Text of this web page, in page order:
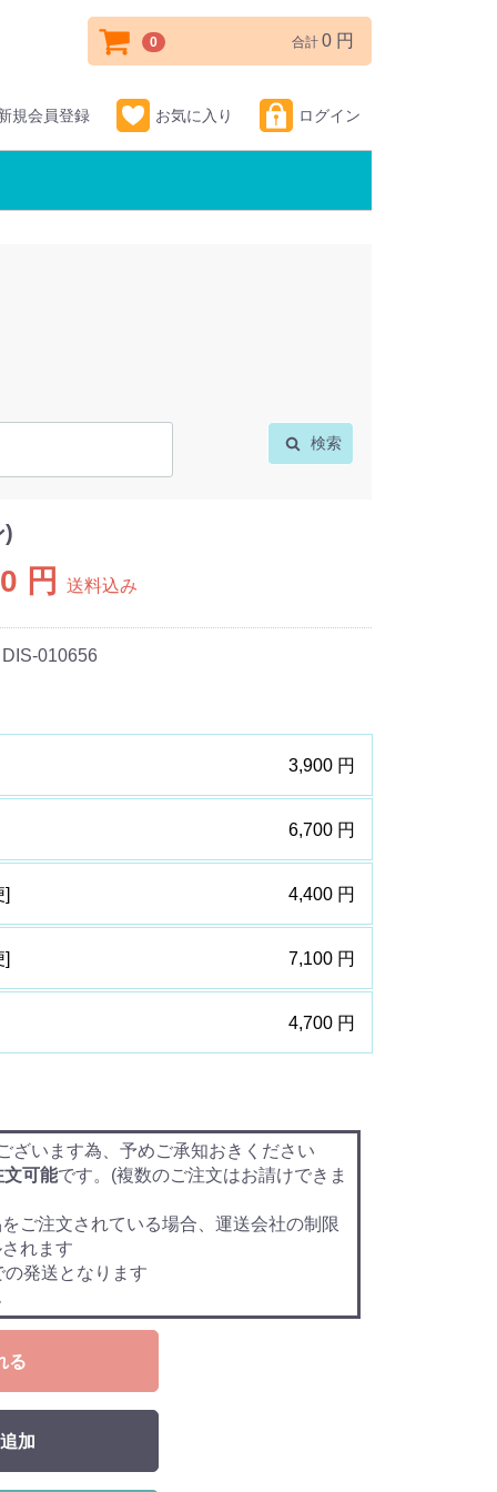
規会員登録 お気に入り ログイン
0 合計 0 円
検索
)
円
送料込み
010656
3,900 円
6,700 円
] 4,400 円
] 7,100 円
4,700 円
ざいます為、予めご承知おきください
文可能です。(複数のご注文はお請けできま
ご注文されている場合、運送会社の制限
れます
の発送となります
る
加